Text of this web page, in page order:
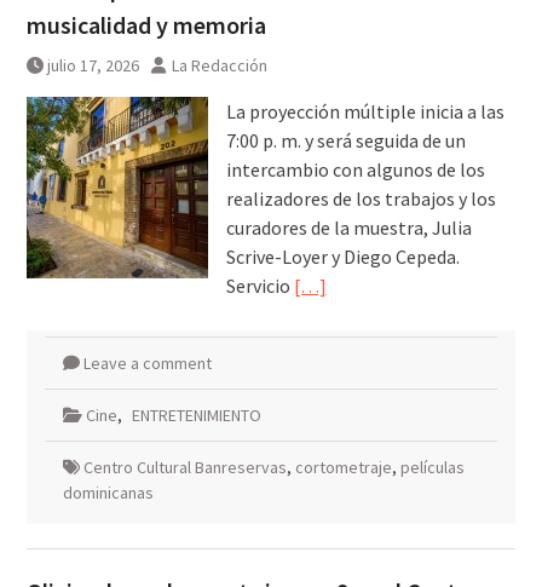
musicalidad y memoria
julio 17, 2026 La Redacción
La proyección múltiple inicia a las
7:00 p. m. y será seguida de un
intercambio con algunos de los
realizadores de los trabajos y los
curadores de la muestra, Julia
Scrive-Loyer y Diego Cepeda.
Servicio […]
Leave a comment
Cine, ENTRETENIMIENTO
Centro Cultural Banreservas, cortometraje, películas
dominicanas